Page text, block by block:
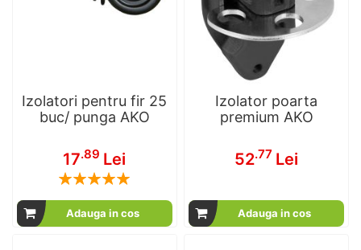
Izolatori pentru fir 25
buc/ punga AKO
17.89 Lei
Rating:
Adauga in cos
Izolator poarta
premium AKO
52.77 Lei
Adauga in cos